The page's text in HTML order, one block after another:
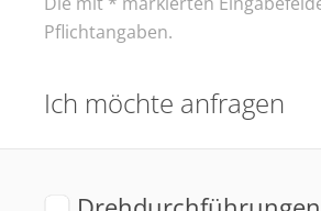
Pflichtangaben.
Ich möchte anfragen